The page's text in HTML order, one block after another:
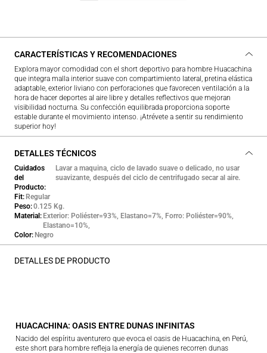
CARACTERÍSTICAS Y RECOMENDACIONES
Explora mayor comodidad con el short deportivo para hombre Huacachina
que integra malla interior suave con compartimiento lateral, pretina elástica
adaptable, exterior liviano con perforaciones que favorecen ventilación a la
hora de hacer deportes al aire libre y detalles reflectivos que mejoran
visibilidad nocturna. Su confección equilibrada proporciona soporte
estable durante el movimiento intenso. ¡Atrévete a sentir su rendimiento
superior hoy!
DETALLES TÉCNICOS
Cuidados
del
Producto
Lavar a maquina, ciclo de lavado suave o delicado, no usar
suavizante, después del ciclo de centrifugado secar al aire.
Fit Regular
Peso 0.125 Kg.
Material
Exterior: Poliéster=93%, Elastano=7%, Forro: Poliéster=90%,
Elastano=10%,
Color Negro
DETALLES DE PRODUCTO
HUACACHINA: OASIS ENTRE DUNAS INFINITAS
Nacido del espíritu aventurero que evoca el oasis de Huacachina, en Perú,
este short para hombre refleja la energía de quienes recorren dunas